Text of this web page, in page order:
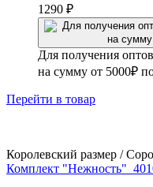
1290 ₽
Для получения
на сумму от 5000₽
Перейти в товар
Королевский размер /
Комплект